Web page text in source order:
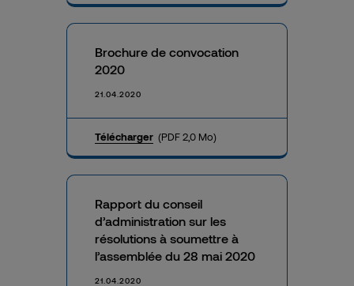
Brochure de convocation
2020
21.04.2020
Télécharger (PDF 2,0 Mo)
Rapport du conseil
d’administration sur les
résolutions à soumettre à
l’assemblée du 28 mai 2020
21.04.2020